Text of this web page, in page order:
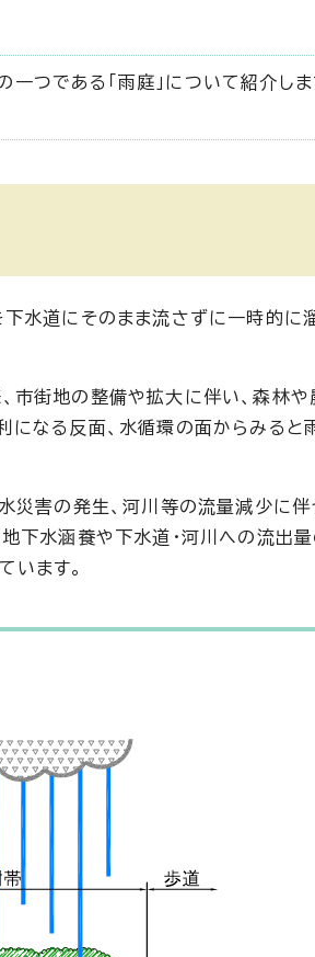
つである「雨庭」について紹介しま
下水道にそのまま流さずに一時的
市街地の整備や拡大に伴い、森林
になる反面、水循環の面からみると
水災害の発生、河川等の流量減少に
地下水涵養や下水道・河川への流
います。